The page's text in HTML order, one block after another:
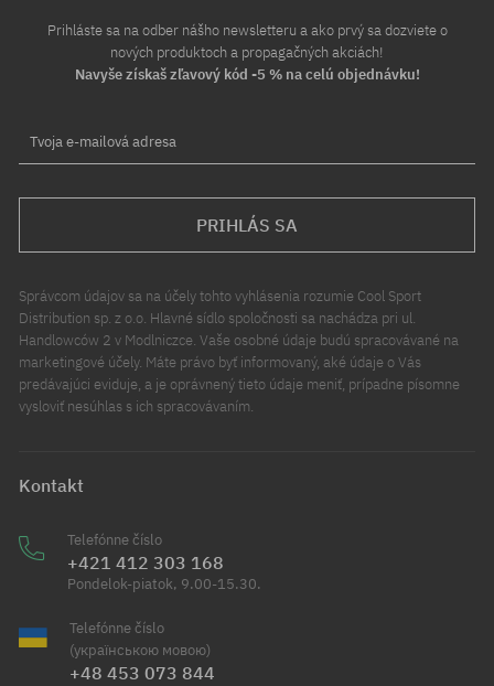
Prihláste sa na odber nášho newsletteru a ako prvý sa dozviete o
nových produktoch a propagačných akciách!
Navyše získaš zľavový kód -5 % na celú objednávku!
Tvoja e-mailová adresa
PRIHLÁS SA
Správcom údajov sa na účely tohto vyhlásenia rozumie Cool Sport
Distribution sp. z o.o. Hlavné sídlo spoločnosti sa nachádza pri ul.
Handlowców 2 v Modlniczce. Vaše osobné údaje budú spracovávané na
marketingové účely. Máte právo byť informovaný, aké údaje o Vás
predávajúci eviduje, a je oprávnený tieto údaje meniť, prípadne písomne
vysloviť nesúhlas s ich spracovávaním.
Kontakt
Telefónne číslo
+421 412 303 168
Pondelok-piatok, 9.00-15.30.
Telefónne číslo
(українською мовою)
+48 453 073 844